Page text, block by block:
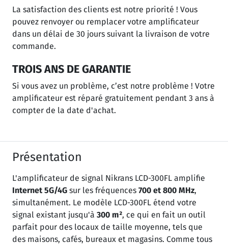
La satisfaction des clients est notre priorité ! Vous
pouvez renvoyer ou remplacer votre amplificateur
dans un délai de 30 jours suivant la livraison de votre
commande.
TROIS ANS DE GARANTIE
Si vous avez un problème, c’est notre problème ! Votre
amplificateur est réparé gratuitement pendant 3 ans à
compter de la date d'achat.
Présentation
L'amplificateur de signal Nikrans LCD-300FL amplifie
Internet 5G/4G sur les fréquences 700 et 800 MHz,
simultanément. Le modèle LCD-300FL étend votre
signal existant jusqu'à 300 m², ce qui en fait un outil
parfait pour des locaux de taille moyenne, tels que
des maisons, cafés, bureaux et magasins. Comme tous